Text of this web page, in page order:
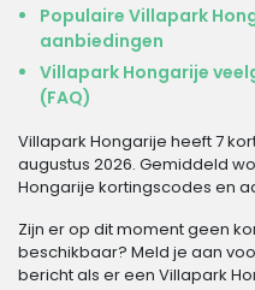
Populaire Villapark
aanbiedingen
Villapark Hongarije
(FAQ)
Villapark Hongarije heeft 7
augustus 2026. Gemiddeld
Hongarije kortingscodes en
Zijn er op dit moment geen
beschikbaar? Meld je aan
bericht als er een Villapark